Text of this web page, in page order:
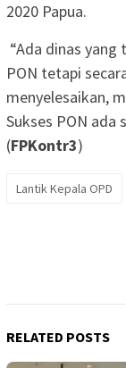
2020 Papua.
“Ada dinas
PON tetapi
menyelesaikan,
Sukses PON ada
(FPKontr3)
Lantik Kepala OPD
RELATED POSTS